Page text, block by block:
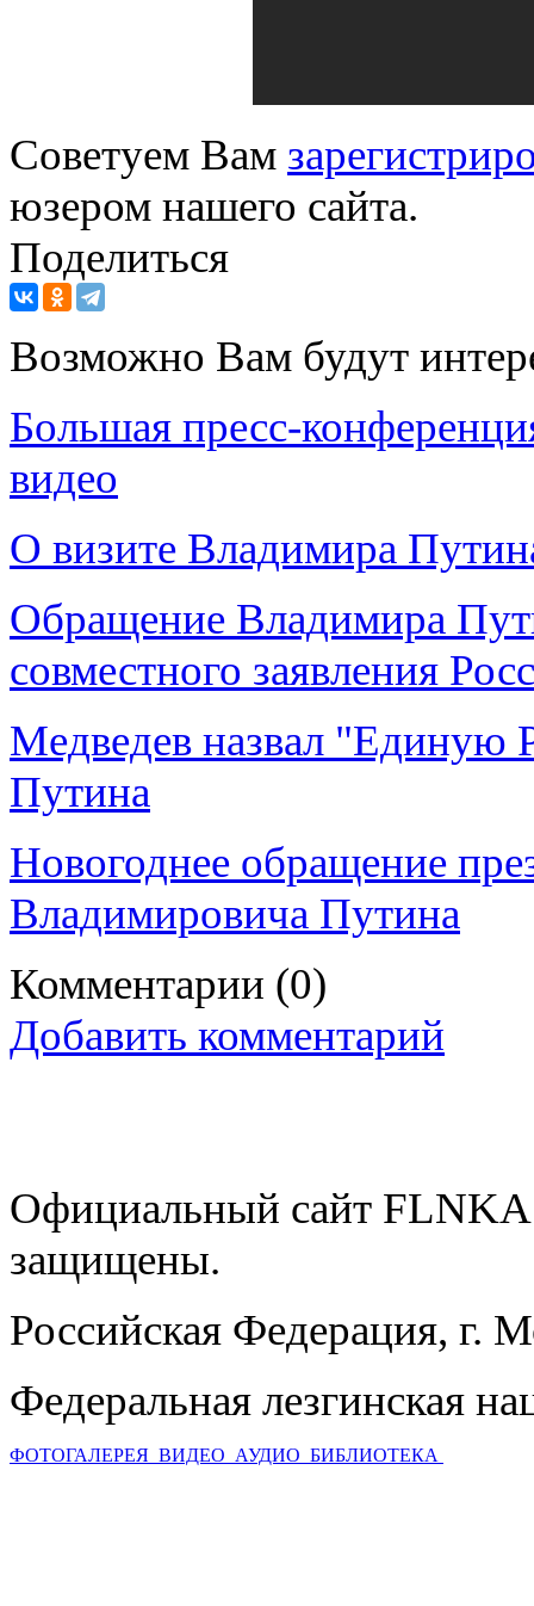
Советуем Вам
юзером нашего сайта.
Поделиться
Возможно Вам будут
Большая пресс-
видео
О визите Владимира
Обращение Владимира
совместного заявления
Медведев назвал "Единую
Путина
Новогоднее обращение
Владимировича Путина
Комментарии (0)
Добавить комментарий
Официальный сайт
защищены.
Российская Федерация, г.
Федеральная лезгинская
ФОТОГАЛЕРЕЯ ВИДЕО АУДИО БИБЛИОТЕКА